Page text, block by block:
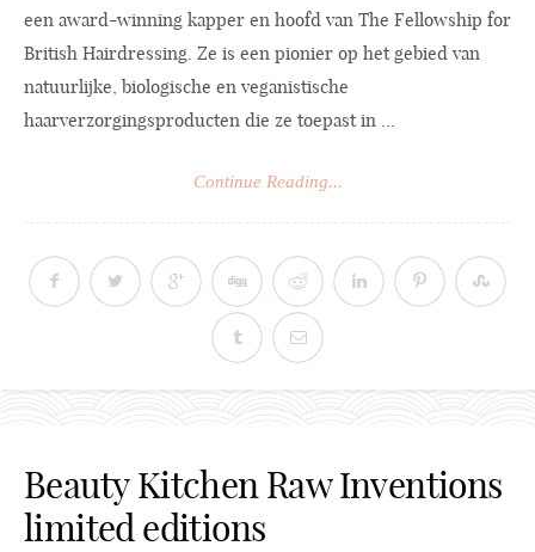
een award-winning kapper en hoofd van The Fellowship for
British Hairdressing. Ze is een pionier op het gebied van
natuurlijke, biologische en veganistische
haarverzorgingsproducten die ze toepast in ...
Continue Reading...
Beauty Kitchen Raw Inventions
limited editions